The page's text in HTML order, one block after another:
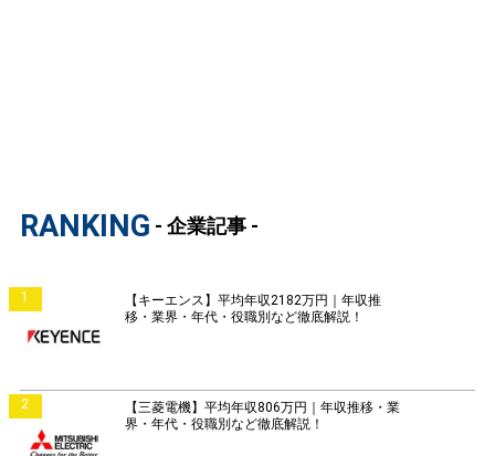
RANKING - 企業記事 -
1
【キーエンス】平均年収2182万円｜年収推
移・業界・年代・役職別など徹底解説！
2
【三菱電機】平均年収806万円｜年収推移・業
界・年代・役職別など徹底解説！